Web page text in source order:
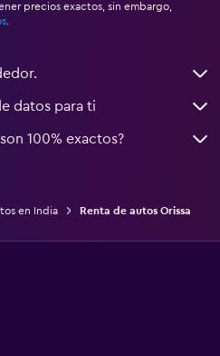
precios exactos, sin embargo,
.
datos para ti
100% exactos?
en India Renta de autos Orissa